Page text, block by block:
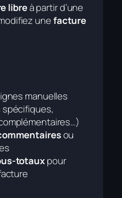
libreà partir d’une
unefacture
manuelles
ou
totauxpour